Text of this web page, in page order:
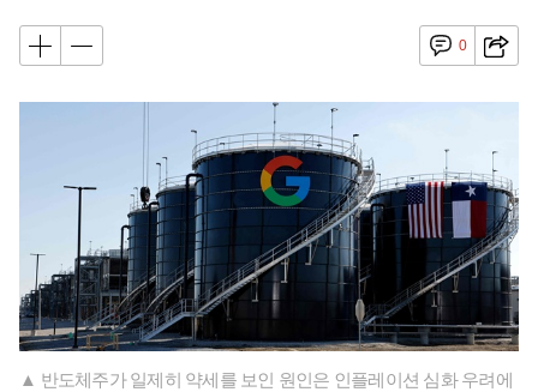
0
▲ 반도체주가 일제히 약세를 보인 원인은 인플레이션 심화 우려에